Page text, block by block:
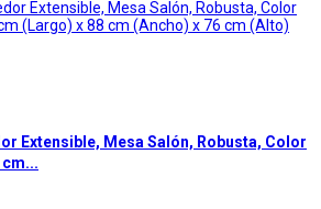
Extensible, Mesa Salón, Robusta, Color
cm...